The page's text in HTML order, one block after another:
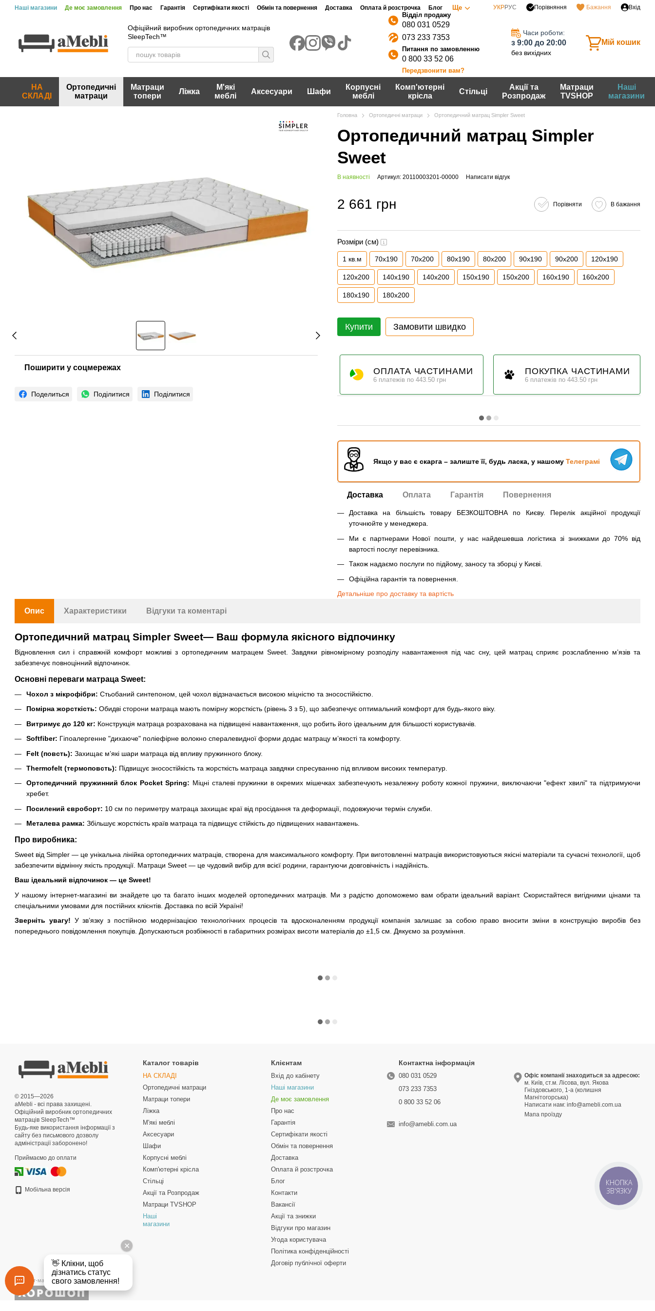
Перейти до основного контенту
Наші магазини Де моє замовлення Про нас Гарантія Сертифікати якості Обмін та повернення Доставка Оплата й розстрочка Блог Ще УКРРУС Порівняння Бажання Вхід
Офіційний виробник ортопедичних матраців
SleepTech™
080 031 0529
073 233 7353
0 800 33 52 06
Передзвонити вам?
Часи роботи:
з 9:00 до 20:00
без вихідних
Мій кошик
НА
СКЛАДІ
Ортопедичні
матраци
Матраци
топери
Ліжка
М'які
меблі
Аксесуари Шафи
Корпусні
меблі
Комп'ютерні
крісла
Стільці
Акції та
Розпродаж
Матраци
TVSHOP
Наші
магазини
Поширити у соцмережах
Поделиться Поділитися Поділитися
Головна Ортопедичні матраци Ортопедичний матрац Simpler Sweet
Ортопедичний матрац Simpler
Sweet
В наявності Артикул: 20110003201-00000 Написати відгук
2 661 грн Порівняти В бажання
Розміри (см)
1 кв.м 70x190 70х200 80x190 80x200 90x190 90x200 120x190
120x200 140x190 140x200 150x190 150x200 160x190 160x200
180x190 180x200
Купити Замовити швидко
ОПЛАТА ЧАСТИНАМИ
6 платежів по 443.50 грн
ПОКУПКА ЧАСТИНАМИ
6 платежів по 443.50 грн
Якщо у вас є скарга – залиште її, будь ласка, у нашому Телеграмі
Доставка Оплата Гарантія Повернення
Доставка на більшість товару БЕЗКОШТОВНА по Києву. Перелік акційної продукції
уточнюйте у менеджера.
Ми є партнерами Нової пошти, у нас найдешевша логістика зі знижками до 70% від
вартості послуг перевізника.
Також надаємо послуги по підйому, заносу та зборці у Києві.
Офіційна гарантія та повернення.
Детальніше про доставку та вартість
Опис Характеристики Відгуки та коментарі
Ортопедичний матрац Simpler Sweet— Ваш формула якісного відпочинку
Відновлення сил і справжній комфорт можливі з ортопедичним матрацем Sweet. Завдяки рівномірному розподілу навантаження під час сну, цей матрац сприяє розслабленню м’язів та
забезпечує повноцінний відпочинок.
Основні переваги матраца Sweet:
Чохол з мікрофібри: Стьобаний синтепоном, цей чохол відзначається високою міцністю та зносостійкістю.
Помірна жорсткість: Обидві сторони матраца мають помірну жорсткість (рівень 3 з 5), що забезпечує оптимальний комфорт для будь-якого віку.
Витримує до 120 кг: Конструкція матраца розрахована на підвищені навантаження, що робить його ідеальним для більшості користувачів.
Softfiber: Гіпоалергенне "дихаюче" поліефірне волокно спералевидної форми додає матрацу м’якості та комфорту.
Felt (повсть): Захищає м’які шари матраца від впливу пружинного блоку.
Thermofelt (термоповсть): Підвищує зносостійкість та жорсткість матраца завдяки спресуванню під впливом високих температур.
Ортопедичний пружинний блок Pocket Spring: Міцні сталеві пружинки в окремих мішечках забезпечують незалежну роботу кожної пружини, виключаючи "ефект хвилі" та підтримуючи
хребет.
Посилений євроборт: 10 см по периметру матраца захищає краї від просідання та деформації, подовжуючи термін служби.
Металева рамка: Збільшує жорсткість країв матраца та підвищує стійкість до підвищених навантажень.
Про виробника:
Sweet від Simpler — це унікальна лінійка ортопедичних матраців, створена для максимального комфорту. При виготовленні матраців використовуються якісні матеріали та сучасні технології, щоб
забезпечити відмінну якість продукції. Матраци Sweet — це чудовий вибір для всієї родини, гарантуючи довговічність і надійність.
Ваш ідеальний відпочинок — це Sweet!
У нашому інтернет-магазині ви знайдете цю та багато інших моделей ортопедичних матраців. Ми з радістю допоможемо вам обрати ідеальний варіант. Скористайтеся вигідними цінами та
спеціальними умовами для постійних клієнтів. Доставка по всій Україні!
Зверніть увагу! У зв’язку з постійною модернізацією технологічних процесів та вдосконаленням продукції компанія залишає за собою право вносити зміни в конструкцію виробів без
попереднього повідомлення покупців. Допускаються розбіжності в габаритних розмірах висоти матеріалів до ±1,5 см. Дякуємо за розуміння.
© 2015—2026
aMebli - всі права захищені.
Офіційний виробник ортопедичних
матраців SleepTech™
Будь-яке використання інформації з
сайту без письмового дозволу
адміністрації заборонено!
Приймаємо до оплати
Мобільна версія
Інтернет-магазин створений з Хорошоп
Каталог товарів
НА СКЛАДІ
Ортопедичні матраци
Матраци топери
Ліжка
М'які меблі
Аксесуари
Шафи
Корпусні меблі
Комп'ютерні крісла
Стільці
Акції та Розпродаж
Матраци TVSHOP
Наші
магазини
Клієнтам
Вхід до кабінету
Наші магазини
Де моє замовлення
Про нас
Гарантія
Сертифікати якості
Обмін та повернення
Доставка
Оплата й розстрочка
Блог
Контакти
Вакансії
Акції та знижки
Відгуки про магазин
Угода користувача
Політика конфіденційності
Договір публічної оферти
Контактна інформація
080 031 0529
073 233 7353
0 800 33 52 06
info@amebli.com.ua
Офіс компанії знаходиться за адресою:
м. Київ, ст.м. Лісова, вул. Якова
Гніздовського, 1-а (колишня
Магнітогорська)
Написати нам:info@amebli.com.ua
Мапа проїзду
КНОПКА
ЗВ'ЯЗКУ